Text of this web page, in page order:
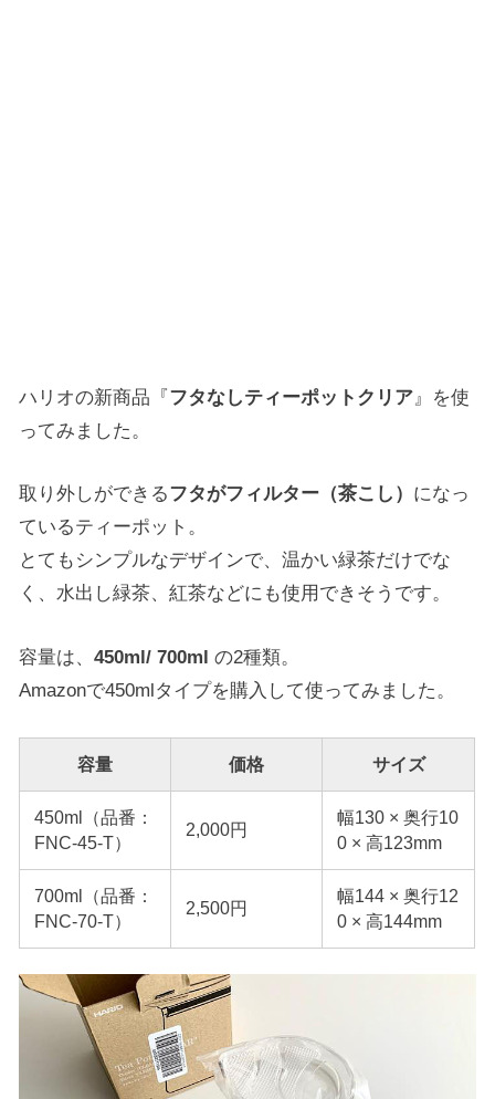
ハリオの新商品『フタなしティーポットクリア 』を使
ってみました。
取り外しができるフタがフィルター（茶こし） になっ
ているティーポット。
とてもシンプルなデザインで、温かい緑茶だけでな
く、水出し緑茶、紅茶などにも使用できそうです。
容量は、450ml/ 700ml の2種類。
Amazonで450mlタイプを購入して使ってみました。
容量 価格 サイズ
450ml（品番：
FNC-45-T）
2,000円
幅130 × 奥行10
0 × 高123mm
700ml（品番：
FNC-70-T）
2,500円
幅144 × 奥行12
0 × 高144mm